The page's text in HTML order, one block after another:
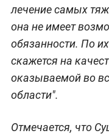
лечение самых
она не имеет
обязанности. По
скажется на
оказываемой во
области".
Отмечается, что